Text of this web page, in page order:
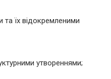
їх відокремленими
утвореннями;